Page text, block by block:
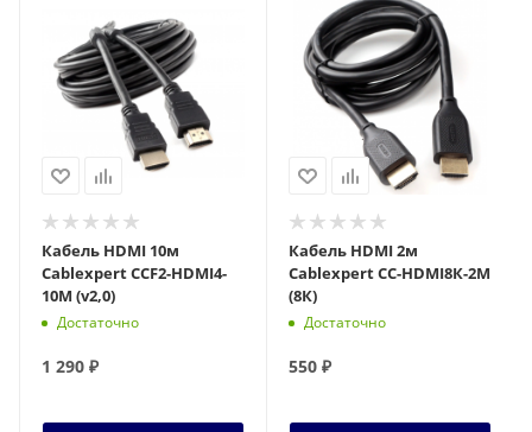
Кабель HDMI 10м
Cablexpert CCF2-HDMI4-
10M (v2,0)
Достаточно
1 290 ₽
Кабель HDMI 2м
Cablexpert CC-HDMI8К-2M
(8К)
Достаточно
550 ₽